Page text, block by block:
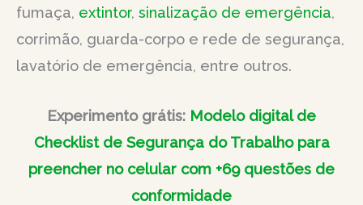
fumaça, extintor, sinalização de emergência,
corrimão, guarda-corpo e rede de segurança,
lavatório de emergência, entre outros.
Experimento grátis: Modelo digital de
Checklist de Segurança do Trabalho para
preencher no celular com +69 questões de
conformidade